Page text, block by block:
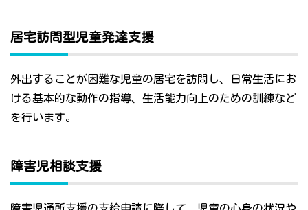
居宅訪問型児童発達支援
外出することが困難な児童の居宅を訪問し、日常生活にお
ける基本的な動作の指導、生活能力向上のための訓練など
を行います。
障害児相談支援